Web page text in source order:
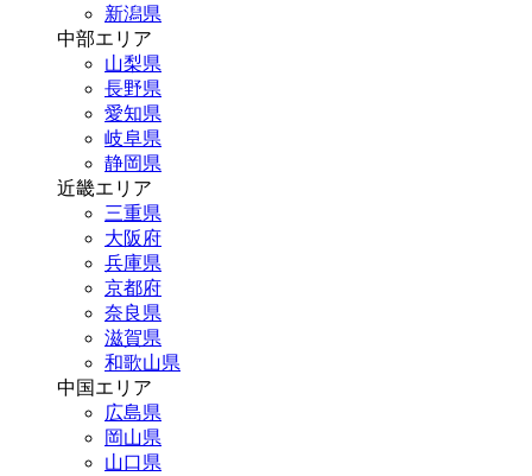
新潟県
中部エリア
山梨県
長野県
愛知県
岐阜県
静岡県
近畿エリア
三重県
大阪府
兵庫県
京都府
奈良県
滋賀県
和歌山県
中国エリア
広島県
岡山県
山口県